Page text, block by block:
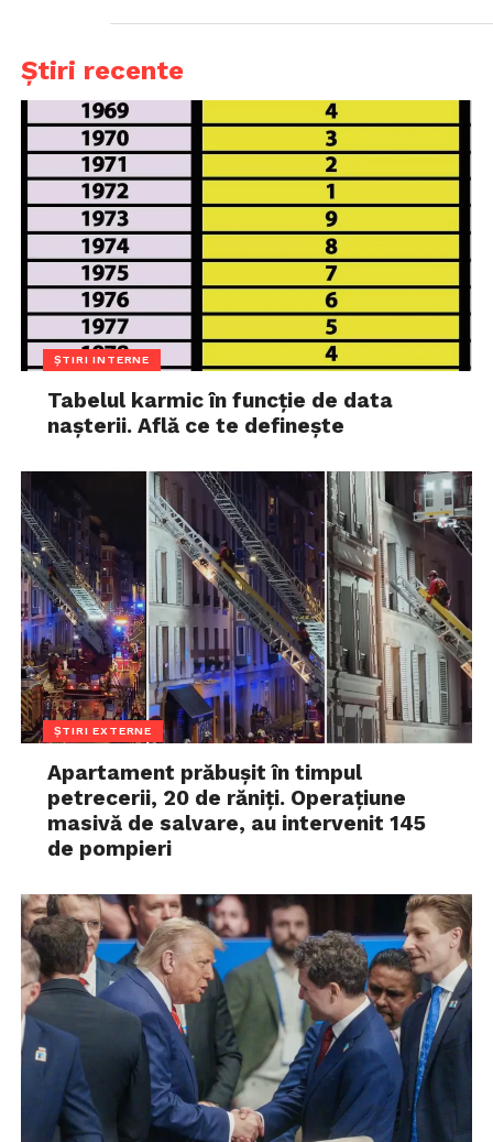
Știri recente
ȘTIRI INTERNE
Tabelul karmic în funcție de data
nașterii. Află ce te definește
ȘTIRI EXTERNE
Apartament prăbușit în timpul
petrecerii, 20 de răniți. Operațiune
masivă de salvare, au intervenit 145
de pompieri